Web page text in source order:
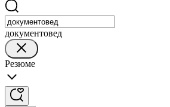
документовед
Резюме